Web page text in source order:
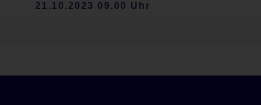
21.10.2023 09.00 Uhr